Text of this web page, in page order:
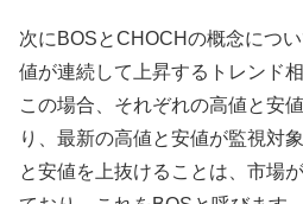
次にBOSとCHOCHの概念につ
値が連続して上昇するトレンド
この場合、それぞれの高値と安
り、最新の高値と安値が監視対
と安値を上抜けることは、市場